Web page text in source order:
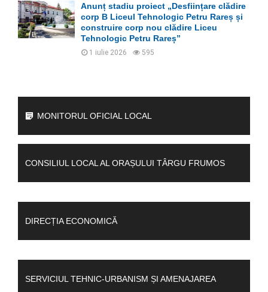
Anunț stadiu proiect „Desființare clădire
corp B Liceul Tehnologic Petru Rareș și
construire corp nou clădire Liceu
Tehnologic Petru Rareș”
1 iulie 2026 595
MONITORUL OFICIAL LOCAL
CONSILIUL LOCAL AL ORAȘULUI TÂRGU FRUMOS
DIRECȚIA ECONOMICĂ
SERVICIUL TEHNIC-URBANISM ȘI AMENAJAREA